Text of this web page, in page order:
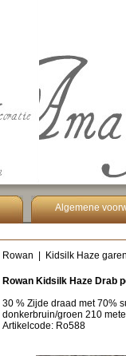
Algemene
Rowan Kidsilk Haze
Rowan Kidsilk Haze Drab
30 % Zijde draad met 70%
donkerbruin/groen 210
Artikelcode: Ro588